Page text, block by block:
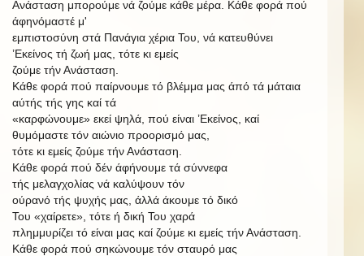
Ανάσταση μπορούμε νά ζούμε κάθε μέρα. Κάθε φορά πού
άφηνόμαστέ μ'
εμπιστοσύνη στά Πανάγια χέρια Του, νά κατευθύνει
’Εκείνος τή ζωή μας, τότε κι εμείς
ζούμε τήν Ανάσταση.
Κάθε φορά πού παίρνουμε τό βλέμμα μας άπό τά μάταια
αύτής τής γης καί τά
«καρφώνουμε» εκεί ψηλά, πού είναι ’Εκείνος, καί
θυμόμαστε τόν αιώνιο προορισμό μας,
τότε κι εμείς ζούμε τήν Ανάσταση.
Κάθε φορά πού δέν άφήνουμε τά σύννεφα
τής μελαγχολίας νά καλύψουν τόν
ούρανό τής ψυχής μας, άλλά άκουμε τό δικό
Του «χαίρετε», τότε ή δική Του χαρά
πλημμυρίζει τό είναι μας καί ζούμε κι εμείς τήν Ανάσταση.
Κάθε φορά πού σηκώνουμε τόν σταυρό μας